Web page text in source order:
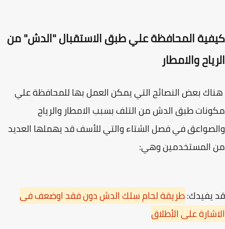
المحافظة علي طبق الاستقبال "الدش" من
والامطار
بعض النصائح التي يمكن العمل بها للمحافظة علي
طبق الدش من التلف بسبب الامطار والرياح
في فصل الشتاء والتي للأسف قد يهملها العديد
المستخدمين وهي:
يفيدك:طريقة لحام سلك الدش دون فقد اوضعف فى
على الأطلاق